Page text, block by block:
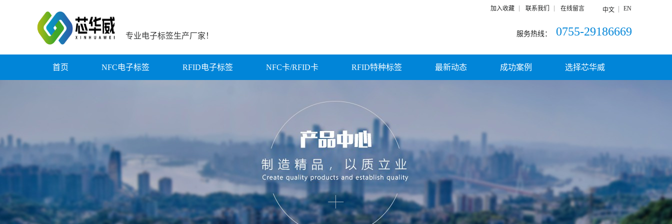
加入收藏 联系我们 在线留言 中文 EN
专业电子标签生产厂家！ 服务热线： 0755-29186669
首页 NFC电子标签 RFID电子标签 NFC卡/RFID卡 RFID特种标签 最新动态 成功案例 选择芯华威